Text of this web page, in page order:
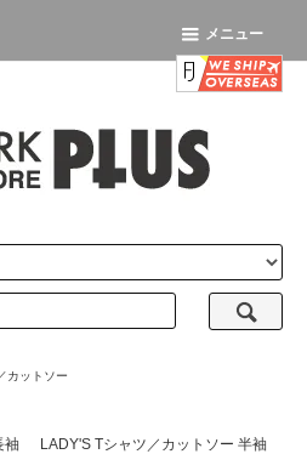
メニュー
カットソー
袖 LADY'S Tシャツ／カットソー 半袖